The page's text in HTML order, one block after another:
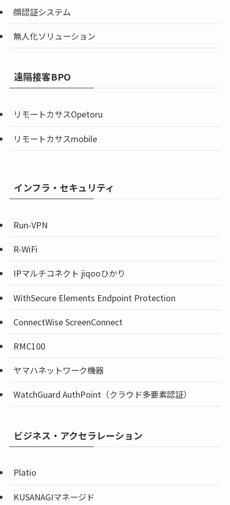
顔認証システム
無人化ソリューション
遠隔接客BPO
リモートカサスOpetoru
リモートカサスmobile
インフラ・セキュリティ
Run-VPN
R-WiFi
IPマルチコネクト jiqooひかり
WithSecure Elements Endpoint Protection
ConnectWise ScreenConnect
RMC100
ヤマハネットワーク機器
WatchGuard AuthPoint（クラウド多要素認証）
ビジネス・アクセラレーション
Platio
KUSANAGIマネージド